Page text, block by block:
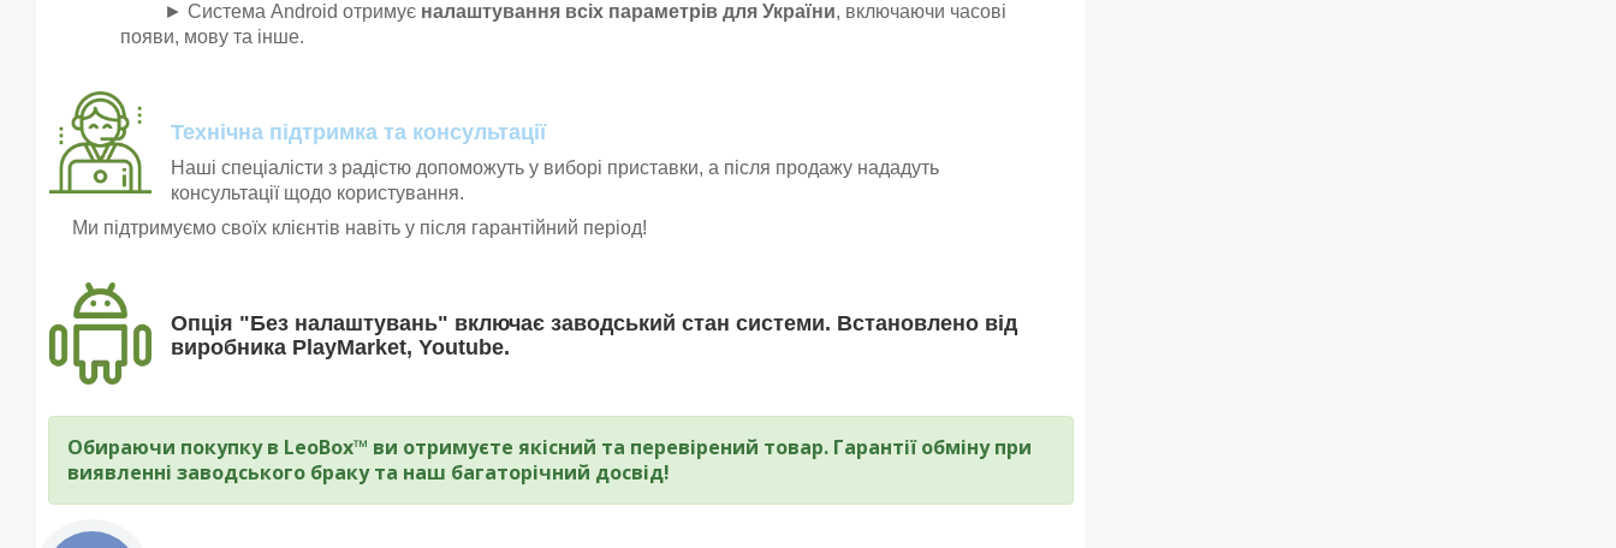
► Система Android отримує налаштування всіх параметрів для України, включаючи часові
появи, мову та інше.
Технічна підтримка та консультації
Наші спеціалісти з радістю допоможуть у виборі приставки, а після продажу нададуть
консультації щодо користування.
Ми підтримуємо своїх клієнтів навіть у після гарантійний період!
Опція "Без налаштувань" включає заводський стан системи. Встановлено від
виробника PlayMarket, Youtube.
Обираючи покупку в LeoBox™ ви отримуєте якісний та перевірений товар. Гарантії обміну при
виявленні заводського браку та наш багаторічний досвід!